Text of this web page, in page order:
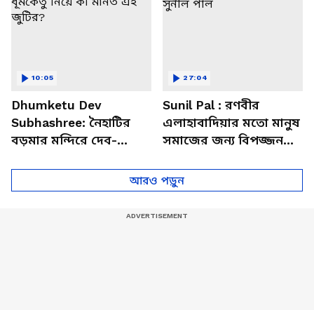
Dhumketu Dev
Subhashree: নৈহাটির
বড়মার মন্দিরে দেব-
10:05
Sunil Pal : রণবীর
এলাহাবাদিয়ার মতো মানুষ
সমাজের জন্য বিপজ্জনক :
27:04
আরও পড়ুন